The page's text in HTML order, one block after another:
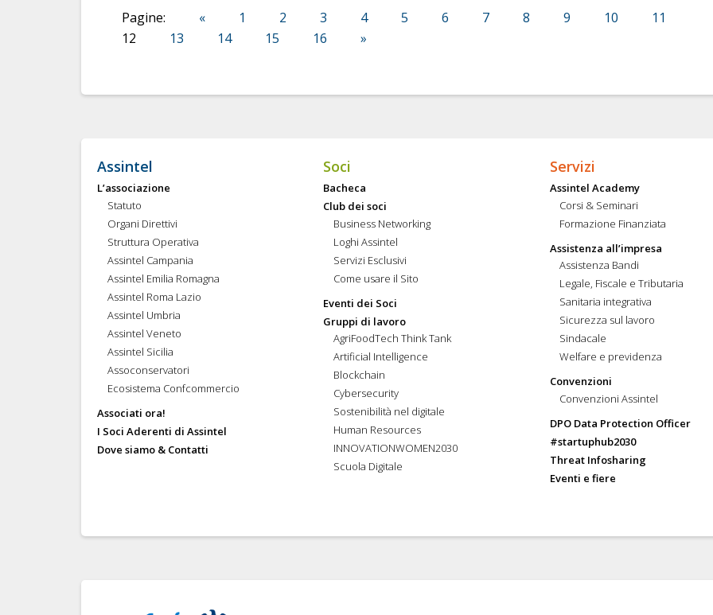
Pagine: « 1 2 3 4 5 6 7 8 9 10
11
12
13 14 15 16 »
Assintel
L’associazione
Statuto
Organi Direttivi
Struttura Operativa
Assintel Campania
Assintel Emilia Romagna
Assintel Roma Lazio
Assintel Umbria
Assintel Veneto
Assintel Sicilia
Assoconservatori
Ecosistema Confcommercio
Associati ora!
I Soci Aderenti di Assintel
Dove siamo & Contatti
Soci
Bacheca
Club dei soci
Business Networking
Loghi Assintel
Servizi Esclusivi
Come usare il Sito
Eventi dei Soci
Gruppi di lavoro
AgriFoodTech Think Tank
Artificial Intelligence
Blockchain
Cybersecurity
Sostenibilità nel digitale
Human Resources
INNOVATIONWOMEN2030
Scuola Digitale
Servizi
Assintel Academy
Corsi & Seminari
Formazione Finanziata
Assistenza all’impresa
Assistenza Bandi
Legale, Fiscale e Tributaria
Sanitaria integrativa
Sicurezza sul lavoro
Sindacale
Welfare e previdenza
Convenzioni
Convenzioni Assintel
DPO Data Protection Officer
#startuphub2030
Threat Infosharing
Eventi e fiere